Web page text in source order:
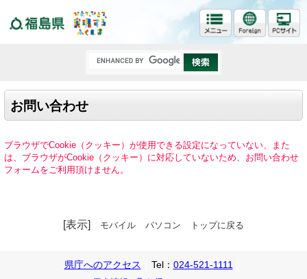
お問い合わせ
ブラウザでCookie（クッキー）が使用できる設定になっていない、また
は、ブラウザがCookie（クッキー）に対応していないため、お問い合わせ
フォームをご利用頂けません。
[表示] モバイル パソコン トップに戻る
県庁へのアクセス Tel： 024-521-1111